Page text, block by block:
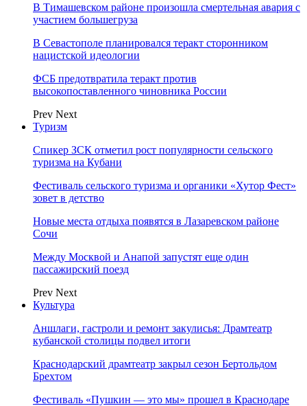
В Тимашевском районе произошла смертельная авария с
участием большегруза
В Севастополе планировался теракт сторонником
нацистской идеологии
ФСБ предотвратила теракт против
высокопоставленного чиновника России
Prev Next
Туризм
Спикер ЗСК отметил рост популярности сельского
туризма на Кубани
Фестиваль сельского туризма и органики «Хутор Фест»
зовет в детство
Новые места отдыха появятся в Лазаревском районе
Сочи
Между Москвой и Анапой запустят еще один
пассажирский поезд
Prev Next
Культура
Аншлаги, гастроли и ремонт закулисья: Драмтеатр
кубанской столицы подвел итоги
Краснодарский драмтеатр закрыл сезон Бертольдом
Брехтом
Фестиваль «Пушкин — это мы» прошел в Краснодаре